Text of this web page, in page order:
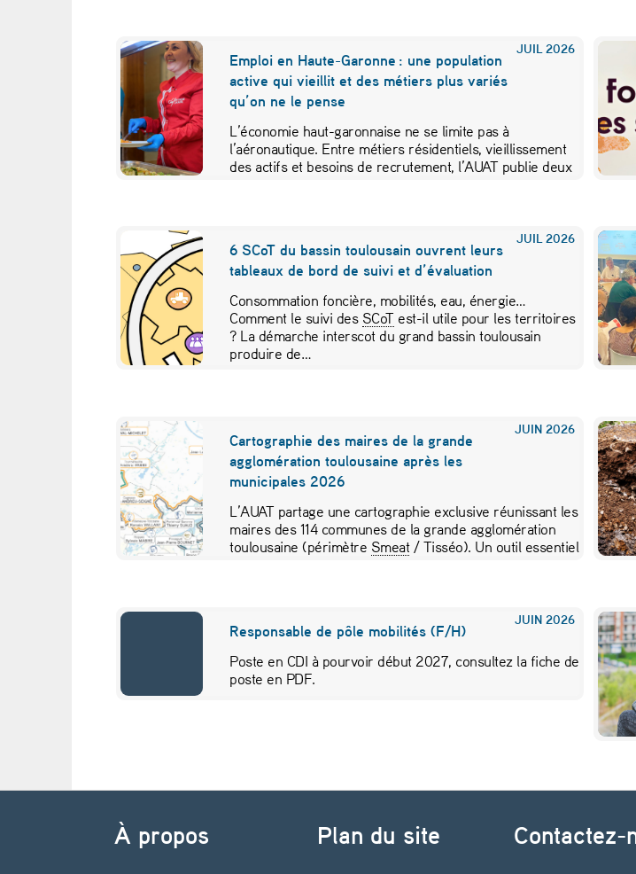
e
s
P
y
é
n
é
e
f
r
a
n
a
s
s
c
h
JUIL 2026
Emploi en Haute-Garonne : une population
active qui vieillit et des métiers plus variés
qu’on ne le pense
L’économie haut-garonnaise ne se limite pas à
l’aéronautique. Entre métiers résidentiels, vieillissement
des actifs et besoins de recrutement, l’AUAT publie deux
JUIL 2026
6 SCoT du bassin toulousain ouvrent leurs
tableaux de bord de suivi et d’évaluation
Consommation foncière, mobilités, eau, énergie…
Comment le suivi des SCoT est-il utile pour les territoires
? La démarche interscot du grand bassin toulousain
produire de…
JUIN 2026
Cartographie des maires de la grande
agglomération toulousaine après les
municipales 2026
L’AUAT partage une cartographie exclusive réunissant les
maires des 114 communes de la grande agglomération
toulousaine (périmètre Smeat/ Tisséo). Un outil essentiel
JUIN 2026
Responsable de pôle mobilités (F/H)
Poste en CDI à pourvoir début 2027, consultez la fiche de
poste en PDF.
Navigation de l’article
À propos
Plan du site Contactez-